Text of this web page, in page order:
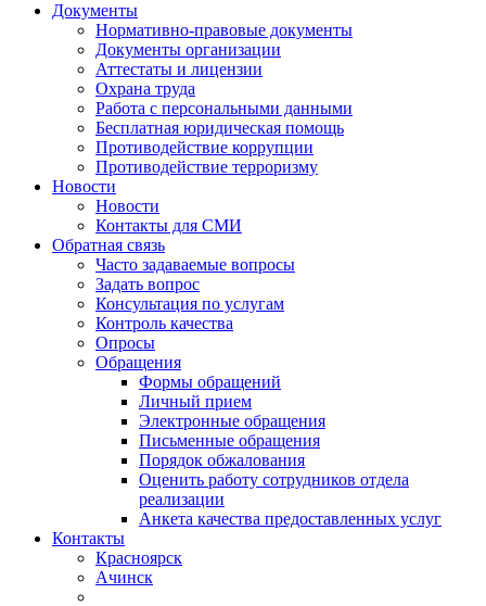
Документы
Нормативно-правовые документы
Документы организации
Аттестаты и лицензии
Охрана труда
Работа с персональными данными
Бесплатная юридическая помощь
Противодействие коррупции
Противодействие терроризму
Новости
Новости
Контакты для СМИ
Обратная связь
Часто задаваемые вопросы
Задать вопрос
Консультация по услугам
Контроль качества
Опросы
Обращения
Формы обращений
Личный прием
Электронные обращения
Письменные обращения
Порядок обжалования
Оценить работу сотрудников отдела
реализации
Анкета качества предоставленных услуг
Контакты
Красноярск
Ачинск